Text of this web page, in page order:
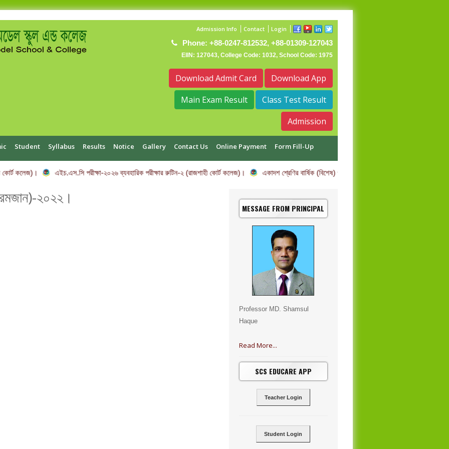
Admission Info Contact Login
Phone: +88-0247-812532, +88-01309-127043
EIIN: 127043, College Code: 1032, School Code: 1975
Download Admit Card
Download App
Main Exam Result
Class Test Result
Admission
Student Syllabus Results Notice Gallery Contact Us Online Payment Form Fill-Up
কলেজ)। এইচ.এস.সি পরীক্ষা-২০২৬ ব্যবহারিক পরীক্ষার রুটিন-২ (রাজশাহী কোর্ট কলেজ)। একাদশ শ্রেণির বার্ষিক (বিশেষ) পরীক্ষার তারিখ পরিবর্তন সম্পর্কিত বিজ্ঞপ্তি।
২০২২।
MESSAGE FROM PRINCIPAL
Professor MD. Shamsul
Haque
Read More...
SCS EDUCARE APP
Teacher Login
Student Login